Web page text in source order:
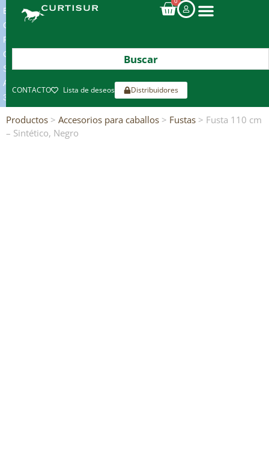
ENVIOS
GRATIS
POR
COMPRAS
SUPERIORES
A
300€*
CONTACTO Lista de deseos Distribuidores
Productos > Accesorios para caballos > Fustas > Fusta 110 cm
– Sintético, Negro